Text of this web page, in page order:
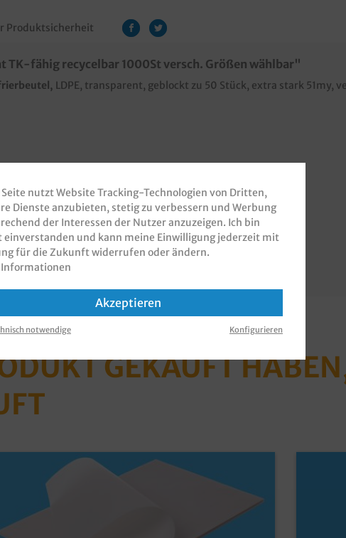
Produktsicherheit
fähig recycelbar 1000St versch. Größen wählbar"
LDPE, transparent, geblockt zu 50 Stück, extra stark 51my,
geblockt,
geblockt,
GEKAUFT
Seite nutzt Website Tracking-Technologien von Dritten,
Dienste anzubieten, stetig zu verbessern und Werbung
der Interessen der Nutzer anzuzeigen. Ich bin
einverstanden und kann meine Einwilligung jederzeit mit
für die Zukunft widerrufen oder ändern.
Akzeptieren
notwendige Konfigurieren